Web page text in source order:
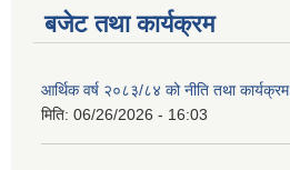
बजेट तथा कार्यक्रम
आर्थिक वर्ष २०८३/८४ को नीति तथा कार्यक्रम
मिति: 06/26/2026 - 16:03